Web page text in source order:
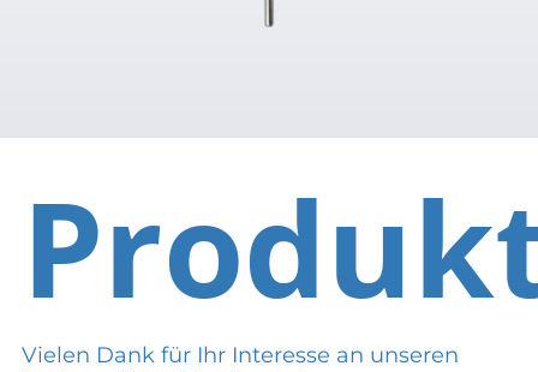
Vielen Dank für Ihr Interesse an unseren